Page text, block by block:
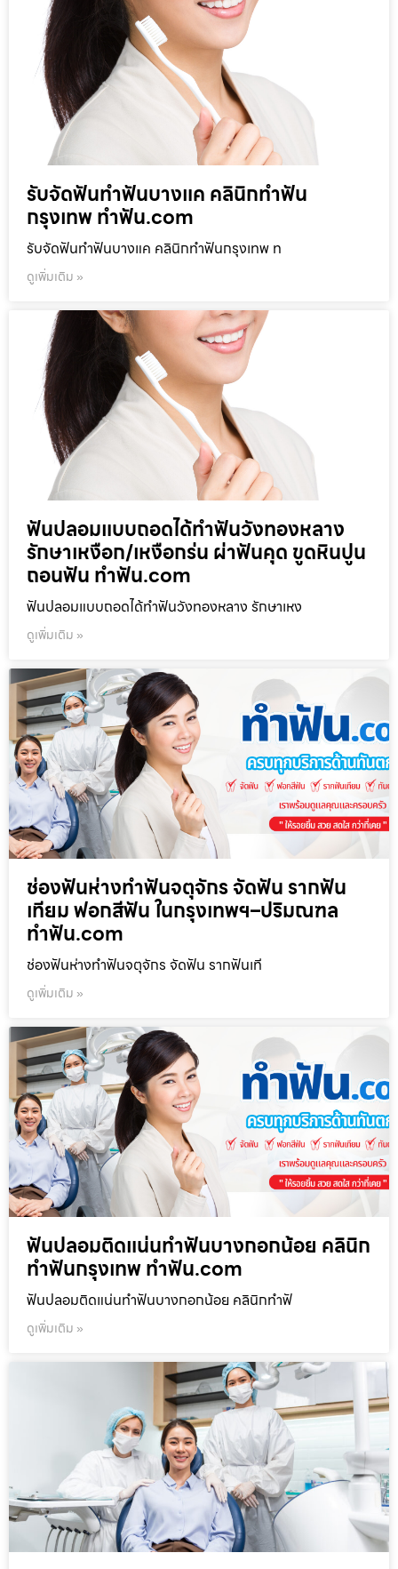
รับจัดฟันทำฟันบางแค คลินิกทำฟัน
กรุงเทพ ทำฟัน.com
รับจัดฟันทำฟันบางแค คลินิกทำฟันกรุงเทพ ท
ดูเพิ่มเติม »
ฟันปลอมแบบถอดได้ทำฟันวังทองหลาง
รักษาเหงือก/เหงือกร่น ผ่าฟันคุด ขูดหินปูน
ถอนฟัน ทำฟัน.com
ฟันปลอมแบบถอดได้ทำฟันวังทองหลาง รักษาเหง
ดูเพิ่มเติม »
ช่องฟันห่างทำฟันจตุจักร จัดฟัน รากฟัน
เทียม ฟอกสีฟัน ในกรุงเทพฯ–ปริมณฑล
ทำฟัน.com
ช่องฟันห่างทำฟันจตุจักร จัดฟัน รากฟันเที
ดูเพิ่มเติม »
ฟันปลอมติดแน่นทำฟันบางกอกน้อย คลินิก
ทำฟันกรุงเทพ ทำฟัน.com
ฟันปลอมติดแน่นทำฟันบางกอกน้อย คลินิกทำฟั
ดูเพิ่มเติม »